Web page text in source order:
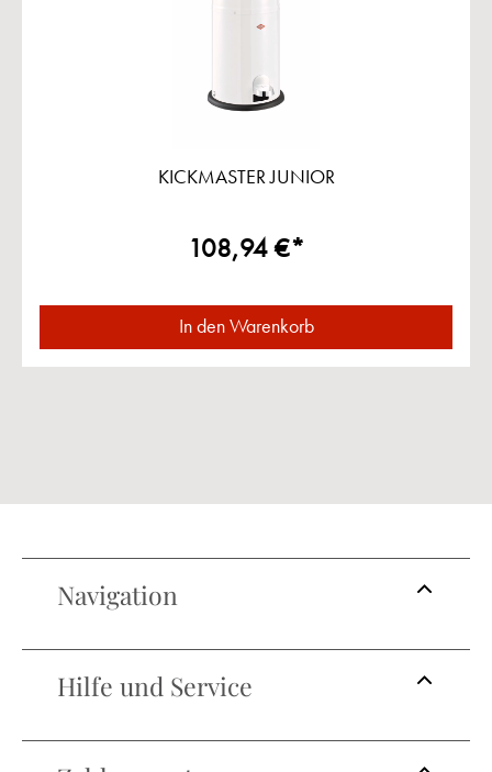
KICKMASTER JUNIOR
108,94 €*
In den Warenkorb
Navigation
Hilfe und Service